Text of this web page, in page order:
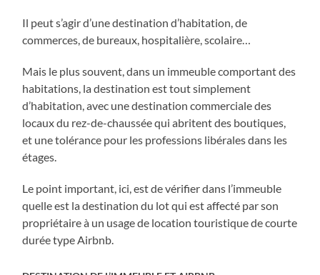
Il peut s’agir d’une destination d’habitation, de
commerces, de bureaux, hospitalière, scolaire…
Mais le plus souvent, dans un immeuble comportant des
habitations, la destination est tout simplement
d’habitation, avec une destination commerciale des
locaux du rez-de-chaussée qui abritent des boutiques,
et une tolérance pour les professions libérales dans les
étages.
Le point important, ici, est de vérifier dans l’immeuble
quelle est la destination du lot qui est affecté par son
propriétaire à un usage de location touristique de courte
durée type Airbnb.